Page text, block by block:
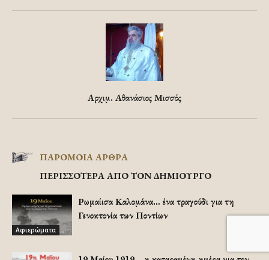
Αρχιμ. Αθανάσιος Μισσός
ΠΑΡΟΜΟΙΑ ΑΡΘΡΑ
ΠΕΡΙΣΣΟΤΕΡΑ ΑΠΟ ΤΟΝ ΔΗΜΙΟΥΡΓΟ
Αφιερώματα
Ρωμαίισα Καλομάνα… ένα τραγούδι για τη
Γενοκτονία των Ποντίων